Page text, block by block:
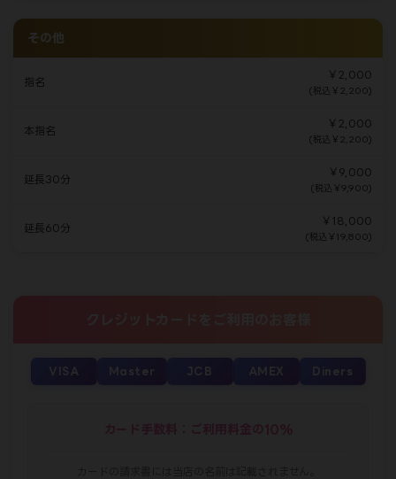
その他
指名
￥2,000
(税込￥2,200)
本指名
￥2,000
(税込￥2,200)
延長30分
￥9,000
(税込￥9,900)
延長60分
￥18,000
(税込￥19,800)
VISA Master JCB AMEX Diners